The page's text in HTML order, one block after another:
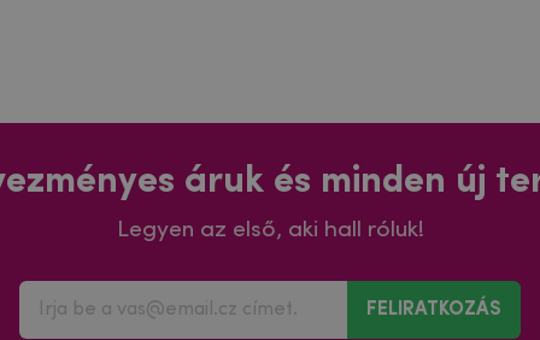
áruk és minden új
Legyen az első, aki hall róluk!
FELIRATKOZÁS